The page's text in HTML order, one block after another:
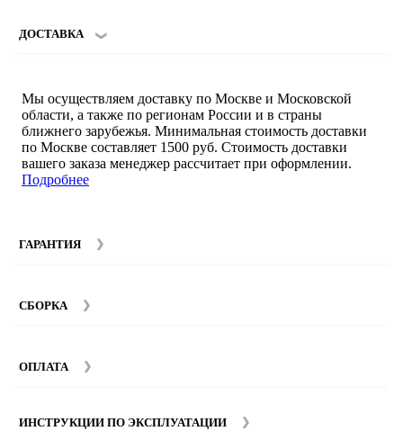
ДОСТАВКА
Мы осуществляем доставку по Москве и Московской
области, а также по регионам России и в страны
ближнего зарубежья. Минимальная стоимость доставки
по Москве составляет 1500 руб. Стоимость доставки
вашего заказа менеджер рассчитает при оформлении.
Подробнее
ГАРАНТИЯ
составляет 12 месяцев с момента покупки при
СБОРКА
Стоимость сборки зависит от количества и моделей
ОПЛАТА
ИНСТРУКЦИИ ПО ЭКСПЛУАТАЦИИ